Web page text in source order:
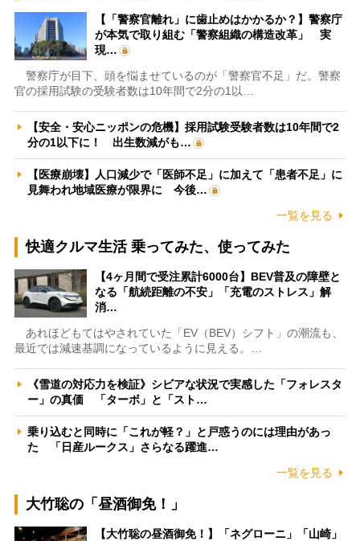
【「警察官離れ」に歯止めはかかるか？】警察庁
が本気で取り組む「警察組織の構造改革」 実
現…
警察庁が目下、頭を悩ませているのが「警察官不足」だ。警察
官の採用試験の受験者数は10年間で2分の1以…
【安全・安心ニッポンの危機】採用試験受験者数は10年間で2
分の1以下に！ 出生数減がも…
【医療崩壊】人口減少で「医師不足」に加えて「患者不足」に
見舞われ地域医療が限界に 今後…
一覧を見る
快適クルマ生活 乗ってみた、使ってみた
【4ヶ月間で受注累計6000台】BEV普及の障壁と
なる「航続距離の不安」「充電のストレス」解
消…
あれほどもてはやされていた「EV（BEV）シフト」の潮流も、
最近では減速基調になっているように見える。…
《雪道の対応力を検証》シビアな状況で実感した「フォレスタ
ー」の真価 「ターボ」と「スト…
乗り込むと同時に「これが軽？」と戸惑うのには理由があっ
た 「日産ルークス」さらなる躍進…
一覧を見る
大竹聡の「昼酒御免！」
【大竹聡の昼酒御免！】「ネグローニ」「山崎」